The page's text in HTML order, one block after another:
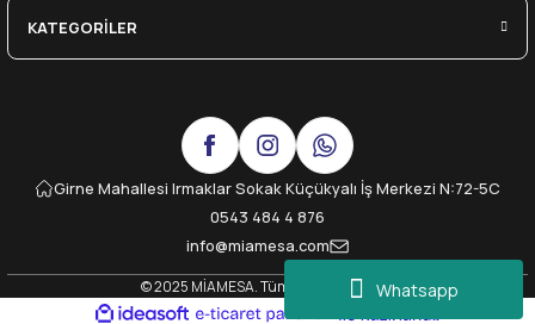
Whatsapp
KATEGORİLER
Girne Mahallesi Irmaklar Sokak Küçükyalı İş Merkezi N:72-5C
0543 484 4 876
info@miamesa.com
© 2025 MİAMESA. Tüm Hakları Saklıdır.
ideasoft